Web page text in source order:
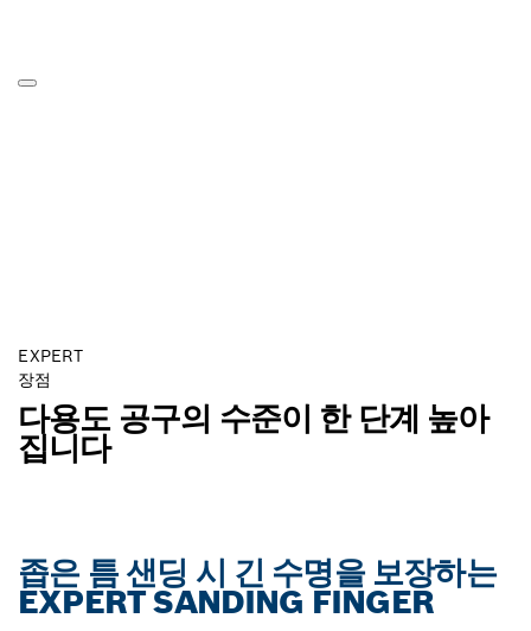
EXPERT
장점
다용도 공구의 수준이 한 단계 높아
집니다
좁은 틈 샌딩 시 긴 수명을 보장하는
EXPERT SANDING FINGER